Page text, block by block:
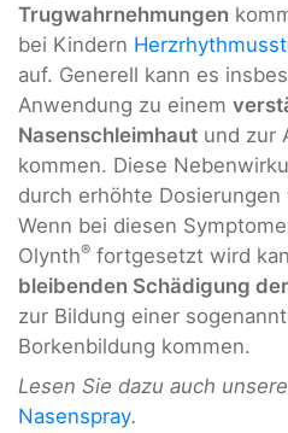
Trugwahrnehmungen
bei Kindern
auf. Generell kann es
Anwendung zu einem
Nasenschleimhaut und zur
kommen. Diese
durch erhöhte
Wenn bei diesen
Olynth® fortgesetzt wird
bleibenden Schädigung
zur Bildung einer
Borkenbildung kommen.
Lesen Sie dazu auch
Nasenspray.